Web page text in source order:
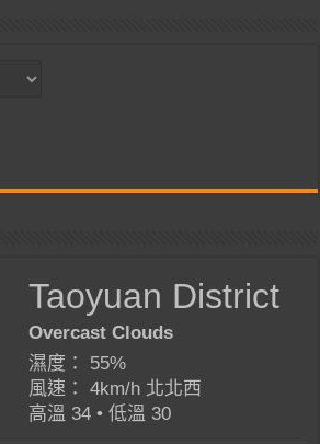
Taoyuan District
Overcast Clouds
濕度： 55%
風速： 4km/h 北北西
高溫 34 • 低溫 30